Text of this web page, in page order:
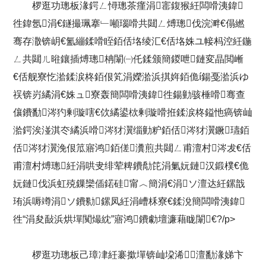
椤逛功璁板湪鍔ㄥ憳璁茶瘽涓寚鍑猴紝闆嗗洟鍏
徃鍏氬涓€鐩撮珮搴﹂噸瑙嗗共閮ㄥ煿璁伐浣溿€傝繎
骞存潵锛岄€氳繃鍒嗗眰銆佸垎绫汇€佸垎姝ユ帹杩涳紝鍦
ㄥ共閮ㄦ暀鑲插煿璁柟闈㈠仛鍒颁簡鍐呭鏈変晶閲嶃
€佸舰寮忔湁鍒涙柊銆佷笂涓嬫湁浜掑姩銆佹í鍚戞湁浜ゆ
祦锛岃繘涓€姝ュ寮轰簡闆嗗洟鍏徃鍚勭骇棰嗗骞查
儴鐨勫涔犳剰璇嗐€佽繘鍙栨剰璇嗗拰鍒涙柊鎰忚瘑锛屾
湁鍔涘湴淇冭繘浜嗗涔犲瀷缁勭粐銆佸涔犲瀷鐝瓙銆
佸涔犲瀷浼佷笟寤鸿銆傞瀵煎共閮ㄥ甫澶村涔犮€佸
甫澶村煿璁紝涓哄叏绯荤粺鐨勪笓涓氭妧鏈汉鍛樸€佹
妧鏈伐浜虹殑鏁欒偛鍩硅甯︿簡涓€涓ソ澶达紝鏍戠
珛浜嗕竴涓ソ鐨勬鏍凤紝涓嶆柇寮€鍒涗簡闆嗗洟鍏
徃“涓夋敮浜烘墠闃熶紞”寤鸿鐨勮壇濂藉眬闈€?/p>
椤逛功璁板己璋冿紝褰撳墠锛屾垜浠澶勫湪娣卞